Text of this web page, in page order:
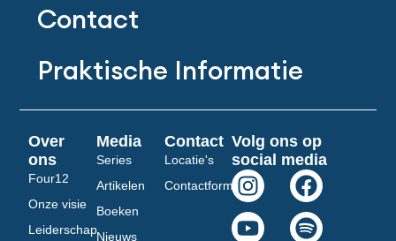
Contact
Praktische Informatie
Over
ons
Four12
Onze visie
Leiderschap
Media
Series
Artikelen
Boeken
Nieuws
Contact
Locatie's
Contactformulier
Volg ons op
social media
I
n
s
F
a
c
Y
o
u
S
p
o